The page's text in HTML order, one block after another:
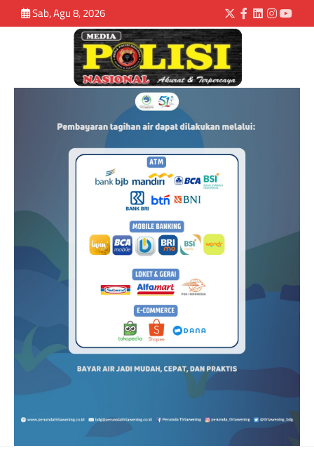
Sab, Agu 8, 2026